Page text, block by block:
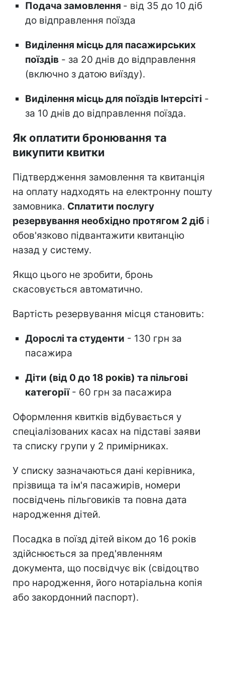
Подача замовлення - від 35 до 10 діб
до відправлення поїзда
Виділення місць для пасажирських
поїздів - за 20 днів до відправлення
(включно з датою виїзду).
Виділення місць для поїздів Інтерсіті -
за 10 днів до відправлення поїзда.
Як оплатити бронювання та
викупити квитки
Підтвердження замовлення та квитанція
на оплату надходять на електронну пошту
замовника. Сплатити послугу
резервування необхідно протягом 2 діб і
обов'язково підвантажити квитанцію
назад у систему.
Якщо цього не зробити, бронь
скасовується автоматично.
Вартість резервування місця становить:
Дорослі та студенти - 130 грн за
пасажира
Діти (від 0 до 18 років) та пільгові
категорії- 60 грн за пасажира
Оформлення квитків відбувається у
спеціалізованих касах на підставі заяви
та списку групи у 2 примірниках.
У списку зазначаються дані керівника,
прізвища та ім'я пасажирів, номери
посвідчень пільговиків та повна дата
народження дітей.
Посадка в поїзд дітей віком до 16 років
здійснюється за пред'явленням
документа, що посвідчує вік (свідоцтво
про народження, його нотаріальна копія
або закордонний паспорт).